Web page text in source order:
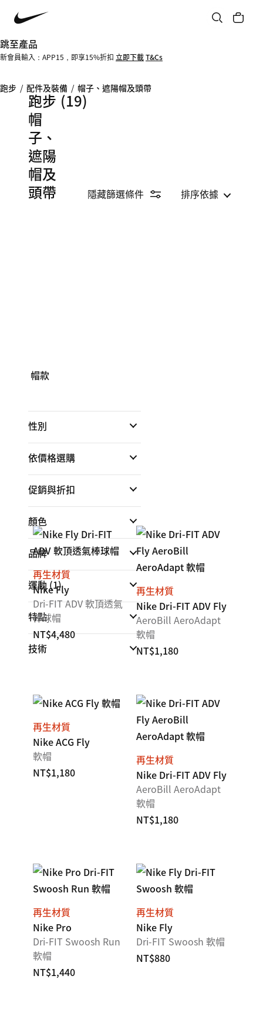
跳至產品
新會員輸入：APP15，即享15%折扣 立即下載T&Cs
跑步 / 配件及裝備 / 帽子、遮陽帽及頭帶
跑步
帽
子、
遮陽
帽及
頭帶
(19)
隱藏篩選條件 排序依據
帽款
性別
依價格選購
促銷與折扣
顏色
品牌
運動(1)
特點
技術
再生材質
Nike Fly
Dri-FIT ADV 軟頂透氣
棒球帽
NT$4,480
再生材質
Nike Dri-FIT ADV Fly
AeroBill AeroAdapt
軟帽
NT$1,180
再生材質
Nike ACG Fly
軟帽
NT$1,180
再生材質
Nike Dri-FIT ADV Fly
AeroBill AeroAdapt
軟帽
NT$1,180
再生材質
Nike Pro
Dri-FIT Swoosh Run
軟帽
NT$1,440
再生材質
Nike Fly
Dri-FIT Swoosh 軟帽
NT$880